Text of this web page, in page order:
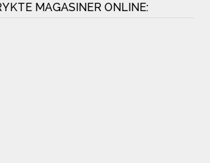
MAGASINER ONLINE: